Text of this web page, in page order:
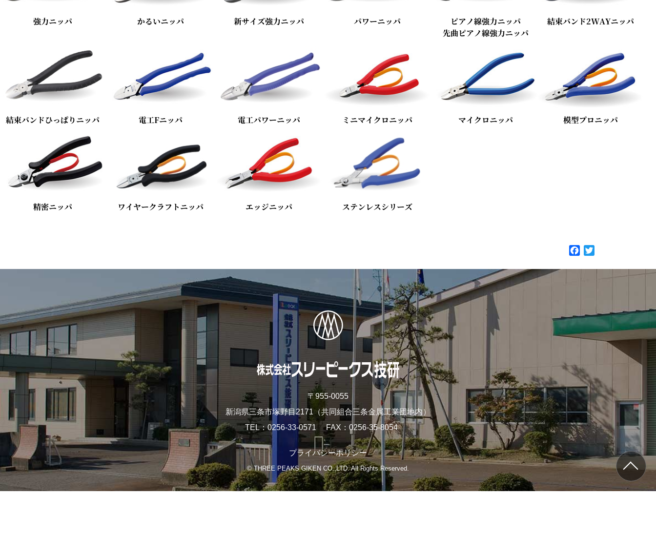
強力ニッパ かるいニッパ 新サイズ強力ニッパ パワーニッパ
ピアノ線強力ニッパ
先曲ピアノ線強力ニッパ
結束バンド2WAYニッパ
結束バンドひっぱりニッパ 電工Fニッパ 電工パワーニッパ ミニマイクロニッパ マイクロニッパ 模型プロニッパ
精密ニッパ ワイヤークラフトニッパ エッジニッパ ステンレスシリーズ
c
o
k
i
r
〒955-0055
新潟県三条市塚野目2171（共同組合三条金属工業団地内）
TEL
0256-33-0571 FAX 0256-35-8054
プライバシーポリシー
© THREE PEAKS GIKEN CO.,LTD. All Rights Reserved.